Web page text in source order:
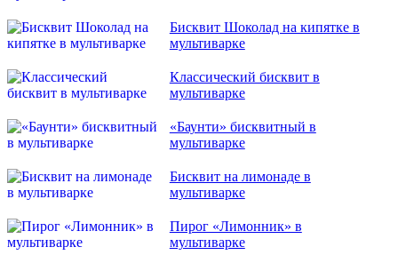
Бисквит Шоколад на кипятке в
мультиварке
Классический бисквит в
мультиварке
«Баунти» бисквитный в
мультиварке
Бисквит на лимонаде в
мультиварке
Пирог «Лимонник» в
мультиварке